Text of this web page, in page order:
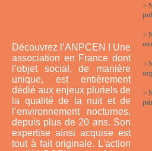
Découvrez l’ANPCEN ! Une
association en France dont
l’objet social, de manière
unique, est entièrement
dédié aux enjeux pluriels de
la qualité de la nuit et de
l’environnement nocturnes,
depuis plus de 20 ans. Son
expertise ainsi acquise est
tout à fait originale. L'action
>
>
>
>